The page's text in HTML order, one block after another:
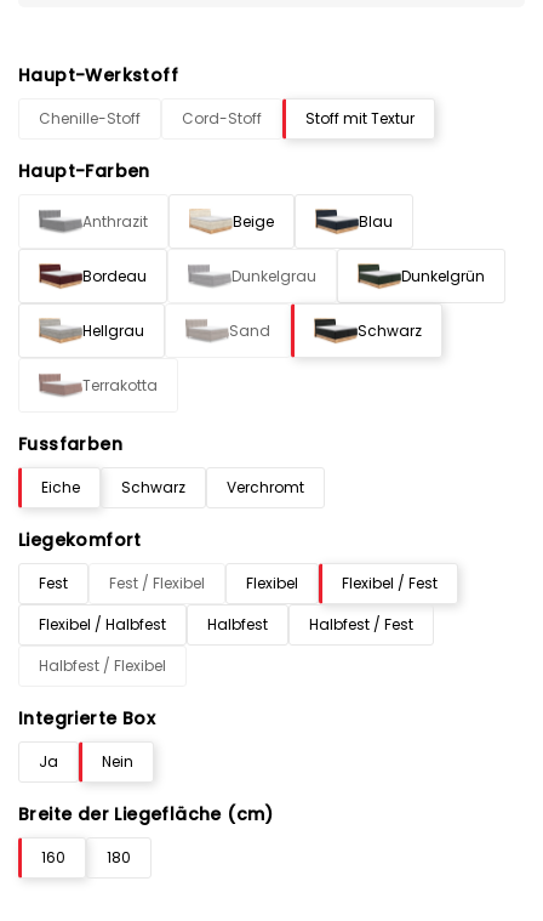
Haupt-Werkstoff
Chenille-Stoff Cord-Stoff Stoff mit Textur
Haupt-Farben
Anthrazit Beige Blau
Bordeau Dunkelgrau Dunkelgrün
Hellgrau Sand Schwarz
Terrakotta
Fussfarben
Eiche Schwarz Verchromt
Liegekomfort
Fest Fest / Flexibel Flexibel
Flexibel / Fest
Flexibel / Halbfest
Halbfest
Halbfest / Fest
Halbfest / Flexibel
Integrierte Box
Ja Nein
Breite der Liegefläche (cm)
160 180